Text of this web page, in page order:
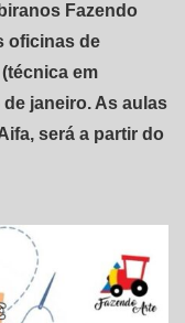
Fazendo
oficinas de
em
janeiro. As aulas
será a partir do